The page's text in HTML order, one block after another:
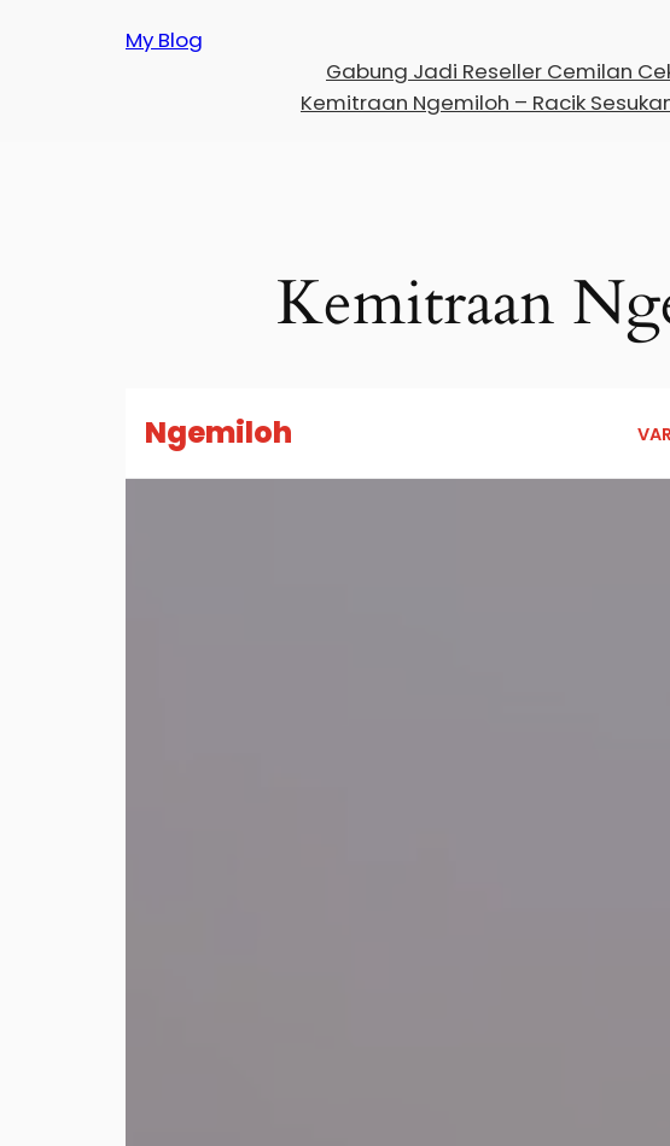
My Blog
Gabung Jadi Reseller Cemilan
Kemitraan Ngemiloh – Racik
Kemitraan
Ngemiloh